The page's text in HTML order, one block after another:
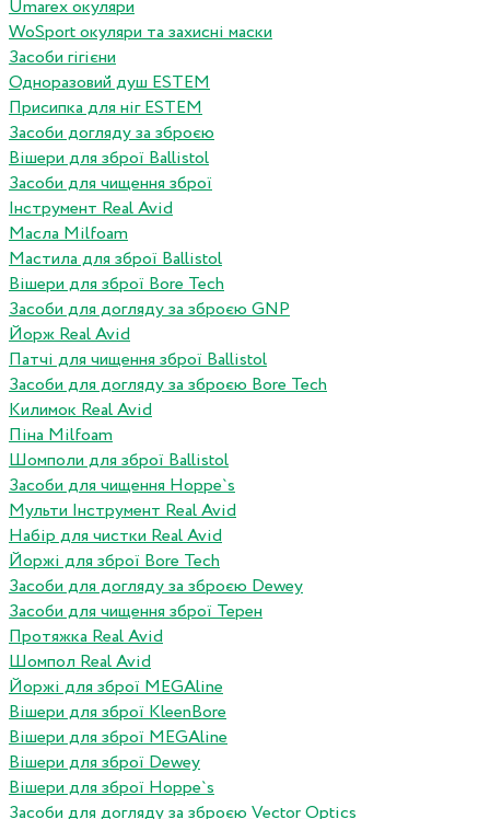
Umarex окуляри
WoSport окуляри та захисні маски
Засоби гігієни
Одноразовий душ ESTEM
Присипка для ніг ESTEM
Засоби догляду за зброєю
Вішери для зброї Ballistol
Засоби для чищення зброї
Інструмент Real Avid
Масла Milfoam
Мастила для зброї Ballistol
Вішери для зброї Bore Tech
Засоби для догляду за зброєю GNP
Йорж Real Avid
Патчі для чищення зброї Ballistol
Засоби для догляду за зброєю Bore Tech
Килимок Real Avid
Піна Milfoam
Шомполи для зброї Ballistol
Засоби для чищення Hoppe`s
Мульти Інструмент Real Avid
Набір для чистки Real Avid
Йоржі для зброї Bore Tech
Засоби для догляду за зброєю Dewey
Засоби для чищення зброї Терен
Протяжка Real Avid
Шомпол Real Avid
Йоржі для зброї MEGAline
Вішери для зброї KleenBore
Вішери для зброї MEGAline
Вішери для зброї Dewey
Вішери для зброї Hoppe`s
Засоби для догляду за зброєю Vector Optics